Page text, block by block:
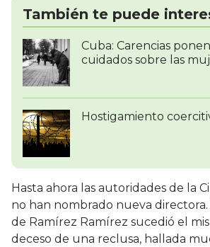
También te puede
Cuba: Carencias
cuidados sobre las
Hostigamiento
Hasta ahora las autoridades de la
no han nombrado nueva
de Ramírez Ramírez sucedió el
deceso de una reclusa, hallada